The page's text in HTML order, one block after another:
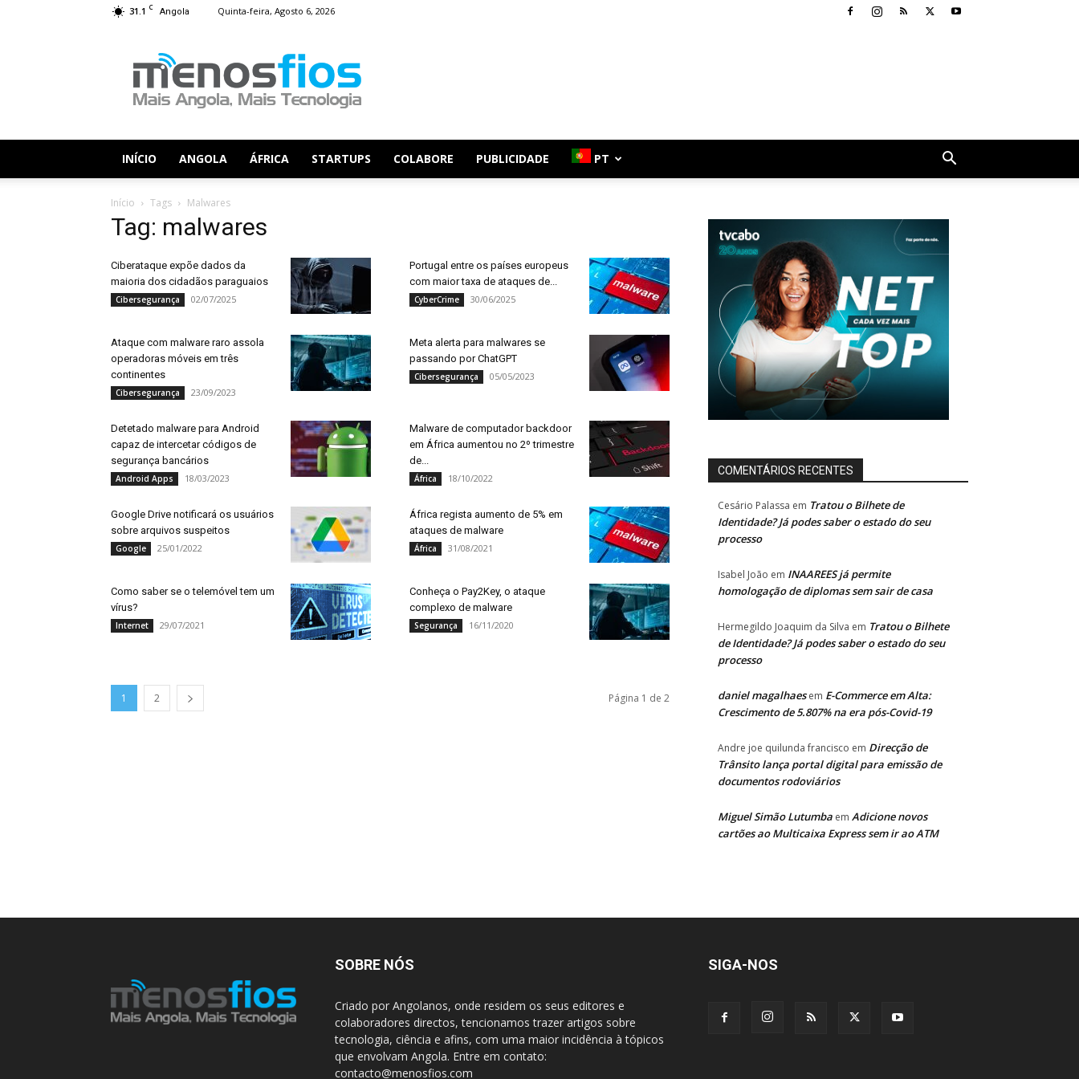
31.1 C Angola Quinta-feira, Agosto 6, 2026
Fios
INÍCIO ANGOLA ÁFRICA STARTUPS COLABORE PUBLICIDADE PT
Início Tags Malwares
Tag: malwares
Ciberataque expõe dados da
maioria dos cidadãos paraguaios
Cibersegurança 02/07/2025
Portugal entre os países europeus
com maior taxa de ataques de...
CyberCrime 30/06/2025
Ataque com malware raro assola
operadoras móveis em três
continentes
Cibersegurança 23/09/2023
Meta alerta para malwares se
passando por ChatGPT
Cibersegurança 05/05/2023
Detetado malware para Android
capaz de intercetar códigos de
segurança bancários
Android Apps 18/03/2023
Malware de computador backdoor
em África aumentou no 2º trimestre
de...
África 18/10/2022
Google Drive notificará os usuários
sobre arquivos suspeitos
Google 25/01/2022
África regista aumento de 5% em
ataques de malware
África 31/08/2021
Como saber se o telemóvel tem um
vírus?
Internet 29/07/2021
Conheça o Pay2Key, o ataque
complexo de malware
Segurança 16/11/2020
1 2 Página 1 de 2
COMENTÁRIOS RECENTES
Cesário Palassa em Tratou o Bilhete de
Identidade? Já podes saber o estado do seu
processo
Isabel João em INAAREES já permite
homologação de diplomas sem sair de casa
Hermegildo Joaquim da Silva em Tratou o Bilhete
de Identidade? Já podes saber o estado do seu
processo
daniel magalhaesem E-Commerce em Alta:
Crescimento de 5.807% na era pós-Covid-19
Andre joe quilunda francisco em Direcção de
Trânsito lança portal digital para emissão de
documentos rodoviários
Miguel Simão Lutumba em Adicione novos
cartões ao Multicaixa Express sem ir ao ATM
SOBRE NÓS
Criado por Angolanos, onde residem os seus editores e
colaboradores directos, tencionamos trazer artigos sobre
tecnologia, ciência e afins, com uma maior incidência à tópicos
que envolvam Angola. Entre em contato:
contacto@menosfios.com
SIGA-NOS